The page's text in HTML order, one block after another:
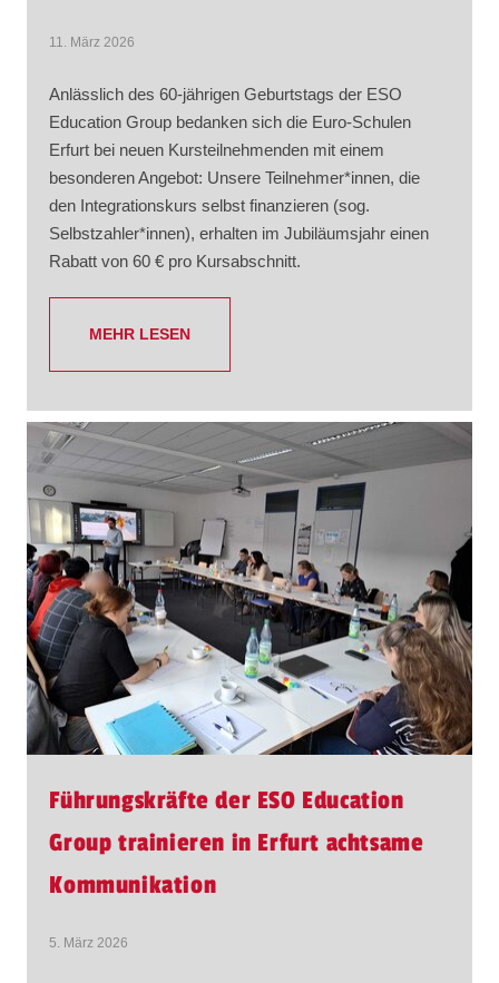
11. März 2026
Anlässlich des 60-jährigen Geburtstags der ESO
Education Group bedanken sich die Euro-Schulen
Erfurt bei neuen Kursteilnehmenden mit einem
besonderen Angebot: Unsere Teilnehmer*innen, die
den Integrationskurs selbst finanzieren (sog.
Selbstzahler*innen), erhalten im Jubiläumsjahr einen
Rabatt von 60 € pro Kursabschnitt.
MEHR LESEN
Führungskräfte der ESO Education
Group trainieren in Erfurt achtsame
Kommunikation
5. März 2026